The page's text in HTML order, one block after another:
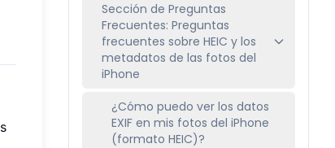
Sección de Preguntas
Frecuentes: Preguntas
frecuentes sobre HEIC y los
metadatos de las fotos del
iPhone
¿Cómo puedo ver los datos
EXIF en mis fotos del iPhone
(formato HEIC)?